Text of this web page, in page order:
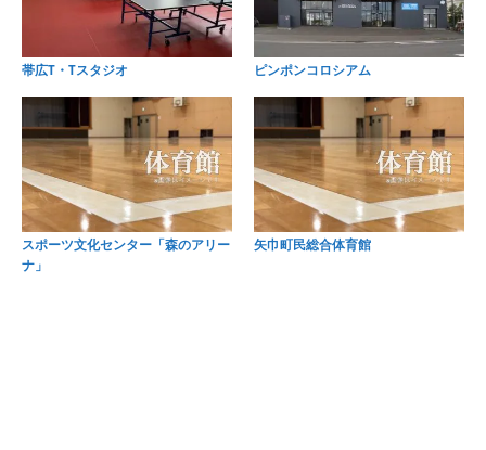
帯広T・Tスタジオ ピンポンコロシアム
スポーツ文化センター「森のアリー
ナ」
矢巾町民総合体育館